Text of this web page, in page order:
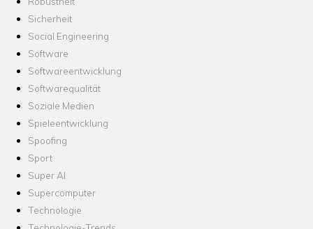
Sicherheit
Social Engineering
Software
Softwareentwicklung
Softwarequalität
Soziale Medien
Spieleentwicklung
Spoofing
Sport
Super AI
Supercomputer
Technologie